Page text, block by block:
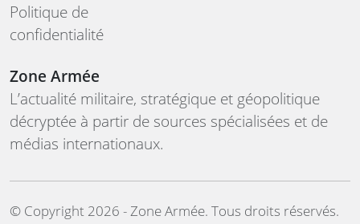
Politique de
confidentialité
Zone Armée
L’actualité militaire, stratégique et géopolitique
décryptée à partir de sources spécialisées et de
médias internationaux.
©️ Copyright 2026 - Zone Armée. Tous droits réservés.